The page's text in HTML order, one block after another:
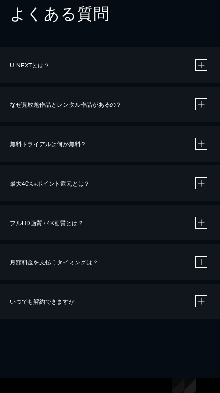
よくある質問
U-NEXTとは？
なぜ見放題作品とレンタル作品があるの？
無料トライアルは何が無料？
最大40%※ポイント還元とは？
※40％ポイント還元の対象は、クレジットカード決済による作品の購入 / レンタルです。
iOSアプリのUコイン決済による作品の購入 / レンタルは、20％のポイント還元です。
フルHD画質 / 4K画質とは？
月額料金を支払うタイミングは？
いつでも解約できますか